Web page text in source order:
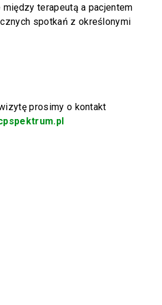
terapeutą a pacjentem
spotkań z określonymi
prosimy o kontakt